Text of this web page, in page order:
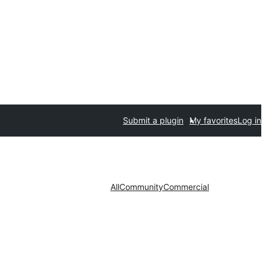
Submit a plugin My favoritesLog in
AllCommunityCommercial